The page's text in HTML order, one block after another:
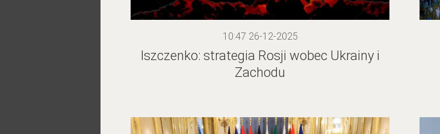
10:47 26-12-2025
Iszczenko: strategia Rosji wobec Ukrainy i
Zachodu